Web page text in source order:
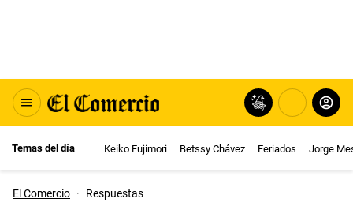
Temas del día Keiko Fujimori Betssy Chávez Feriados Jorge
El Comercio · Respuestas